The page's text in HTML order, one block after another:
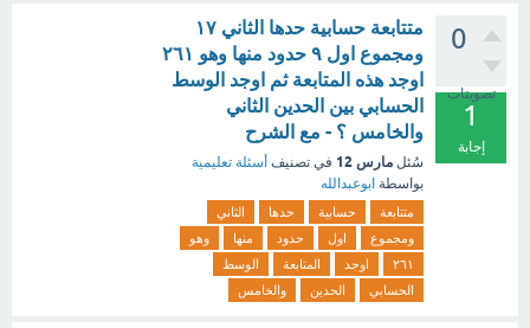
0
تصويتات
1
إجابة
متتابعة حسابية حدها الثاني ١٧
ومجموع اول ٩ حدود منها وهو ٢٦١
اوجد هذه المتابعة ثم اوجد الوسط
الحسابي بين الحدين الثاني
والخامس ؟ - مع الشرح
سُئل مارس 12 في تصنيف أسئلة تعليمية
بواسطة ابوعبدالله
متتابعة حسابية حدها
الثاني
ومجموع
اول حدود منها
وهو
٢٦١
اوجد المتابعة
الوسط
الحسابي
الحدين والخامس